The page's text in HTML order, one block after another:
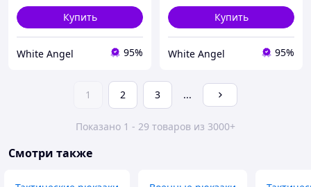
Купить
White Angel 95%
Купить
White Angel 95%
1 2 3 ...
Показано 1 - 29 товаров из 3000+
Смотри также